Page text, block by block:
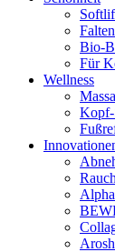
Bio-
Für
Wellness
Kopf-